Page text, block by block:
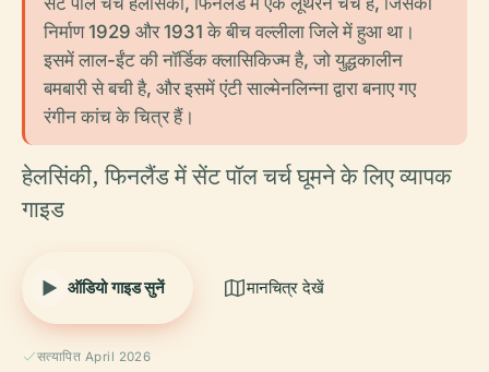
निर्माण 1929 और 1931 के बीच वल्लीला जिले में हुआ था।
इसमें लाल-ईंट की नॉर्डिक क्लासिकिज्म है, जो युद्धकालीन
बमबारी से बची है, और इसमें एंटी साल्मेनलिन्ना द्वारा बनाए गए
रंगीन कांच के चित्र हैं।
हेलसिंकी, फिनलैंड में सेंट पॉल चर्च घूमने के लिए व्यापक
गाइड
ऑडियो गाइड सुनें मानचित्र देखें
सत्यापित April 2026